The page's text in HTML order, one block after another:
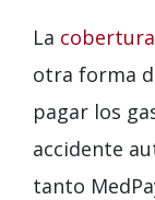
La
otra forma
pagar los
accidente
tanto